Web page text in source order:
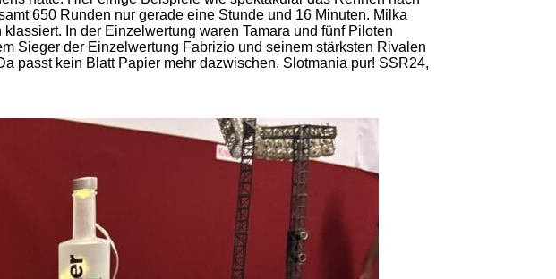
650 Runden nur gerade eine Stunde und 16 Minuten. Milka
In der Einzelwertung waren Tamara und fünf Piloten
Sieger der Einzelwertung Fabrizio und seinem stärksten Rivalen
passt kein Blatt Papier mehr dazwischen. Slotmania pur! SSR24,